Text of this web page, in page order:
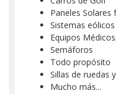
Paneles
Sistemas eólicos
Equipos
Semáforos
Todo propósito
Sillas de ruedas
Mucho más...